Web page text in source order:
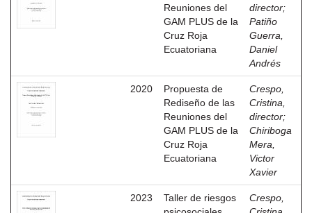
Reuniones del
GAM PLUS de la
Cruz Roja
Ecuatoriana
director;
Patiño
Guerra,
Daniel
Andrés
2020
Propuesta de
Rediseño de las
Reuniones del
GAM PLUS de la
Cruz Roja
Ecuatoriana
Crespo,
Cristina,
director;
Chiriboga
Mera,
Victor
Xavier
2023
Taller de riesgos
Crespo,